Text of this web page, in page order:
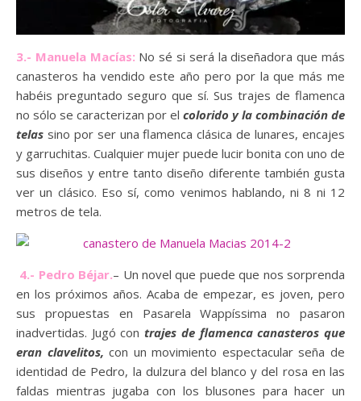
3.- Manuela Macías: No sé si será la diseñadora que más
canasteros ha vendido este año pero por la que más me
habéis preguntado seguro que sí. Sus trajes de flamenca
no sólo se caracterizan por el colorido y la combinación de
telas sino por ser una flamenca clásica de lunares, encajes
y garruchitas. Cualquier mujer puede lucir bonita con uno de
sus diseños y entre tanto diseño diferente también gusta
ver un clásico. Eso sí, como venimos hablando, ni 8 ni 12
metros de tela.
4.- Pedro Béjar.– Un novel que puede que nos sorprenda
en los próximos años. Acaba de empezar, es joven, pero
sus propuestas en Pasarela Wappíssima no pasaron
inadvertidas. Jugó contrajes de flamenca canasteros que
eran clavelitos, con un movimiento espectacular seña de
identidad de Pedro, la dulzura del blanco y del rosa en las
faldas mientras jugaba con los blusones para hacer un